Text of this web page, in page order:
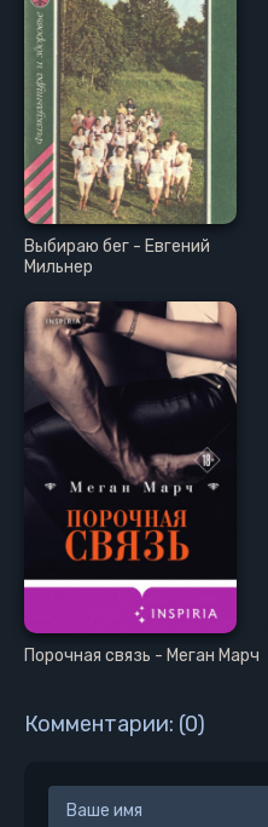
Глава 16. Бесконечна
Приложение. Как помочь
Интернет-ресурсы
Об авторе
Об издательстве
Выбираю бег - Евгений
Мильнер
Порочная связь - Меган Марч
Комментарии: (0)